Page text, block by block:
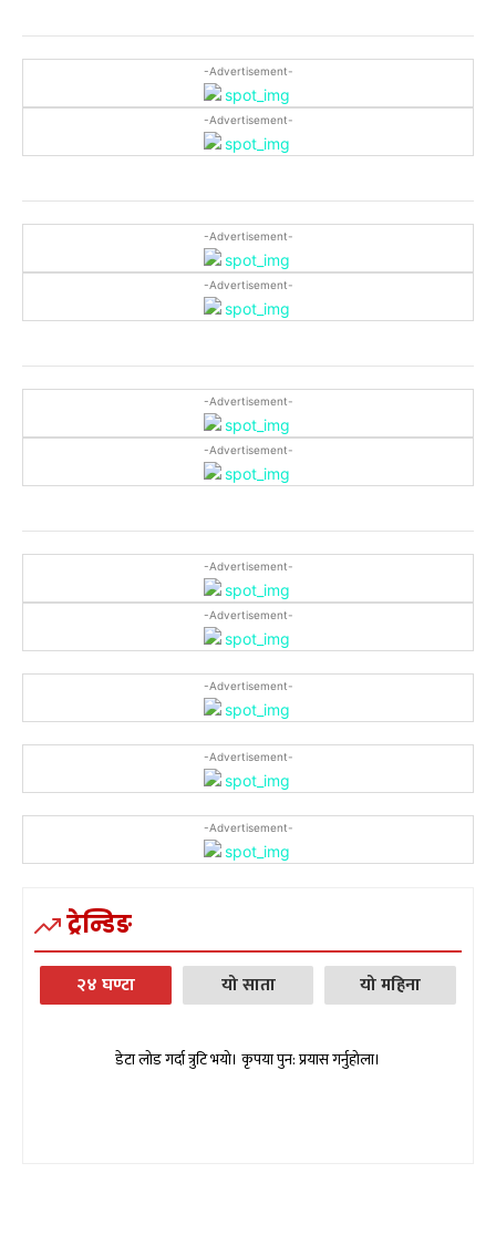
-Advertisement-
-Advertisement-
-Advertisement-
-Advertisement-
-Advertisement-
-Advertisement-
-Advertisement-
-Advertisement-
-Advertisement-
-Advertisement-
-Advertisement-
ट्रेन्डिङ
२४ घण्टा यो साता यो महिना
डेटा लोड गर्दा त्रुटि भयो। कृपया पुन: प्रयास गर्नुहोला।